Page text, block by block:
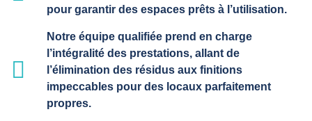
pour garantir des espaces prêts à l’utilisation.
Notre équipe qualifiée prend en charge
l’intégralité des prestations, allant de
l’élimination des résidus aux finitions
impeccables pour des locaux parfaitement
propres.